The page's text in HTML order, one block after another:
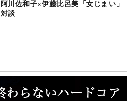
阿川佐和子×伊藤比呂美「女じまい」
対談